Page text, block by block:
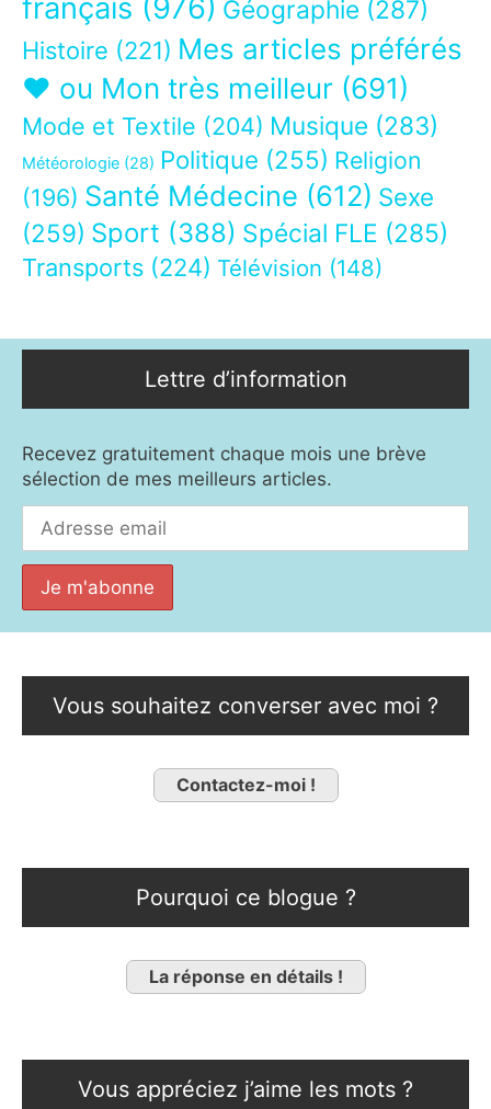
français (976) Géographie (287)
Histoire (221) Mes articles préférés
❤ ou Mon très meilleur (691)
Mode et Textile (204) Musique (283)
Météorologie (28) Politique (255) Religion
(196) Santé Médecine (612) Sexe
(259) Sport (388) Spécial FLE (285)
Transports (224) Télévision (148)
Lettre d’information
Recevez gratuitement chaque mois une brève
sélection de mes meilleurs articles.
Vous souhaitez converser avec moi ?
Contactez-moi !
Pourquoi ce blogue ?
La réponse en détails !
Vous appréciez j’aime les mots ?